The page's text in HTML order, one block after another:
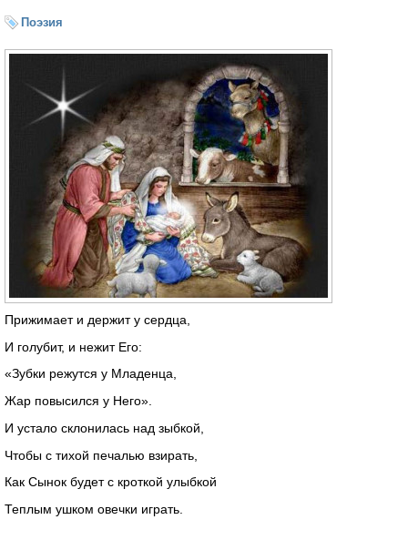
Поэзия
Прижимает и держит у сердца,
И голубит, и нежит Его:
«Зубки режутся у Младенца,
Жар повысился у Него».
И устало склонилась над зыбкой,
Чтобы с тихой печалью взирать,
Как Сынок будет с кроткой улыбкой
Теплым ушком овечки играть.